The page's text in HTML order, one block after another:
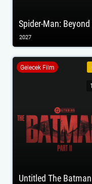
2027
Gelecek Film